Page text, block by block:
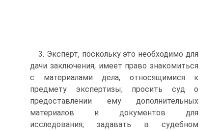
3. Эксперт, поскольку это необходимо для
дачи заключения, имеет право знакомиться
с материалами дела, относящимися к
предмету экспертизы; просить суд о
предоставлении ему дополнительных
материалов и документов для
исследования; задавать в судебном